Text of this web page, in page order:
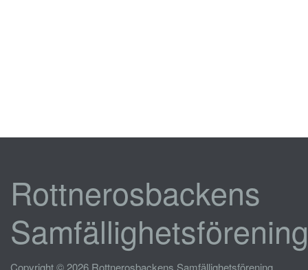
Rottnerosbackens
Samfällighetsförening
Copyright © 2026 Rottnerosbackens Samfällighetsförening.